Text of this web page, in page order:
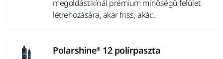
megoldást kínál prémium minőségű felület
létrehozására, akár friss, akár...
Polarshine® 12 polírpaszta